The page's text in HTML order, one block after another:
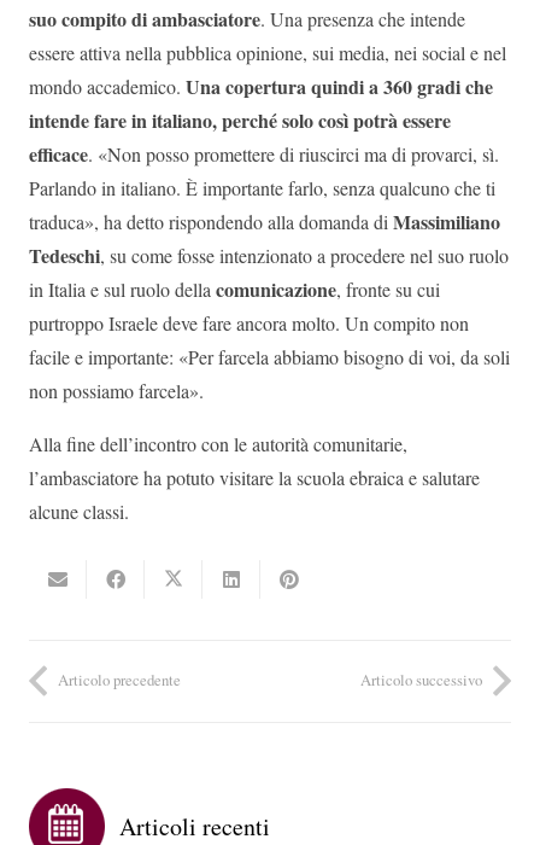
suo compito di ambasciatore. Una presenza che intende
essere attiva nella pubblica opinione, sui media, nei social e nel
mondo accademico. Una copertura quindi a 360 gradi che
intende fare in italiano, perché solo così potrà essere
efficace. «Non posso promettere di riuscirci ma di provarci, sì.
Parlando in italiano. È importante farlo, senza qualcuno che ti
traduca», ha detto rispondendo alla domanda di Massimiliano
Tedeschi, su come fosse intenzionato a procedere nel suo ruolo
in Italia e sul ruolo della comunicazione, fronte su cui
purtroppo Israele deve fare ancora molto. Un compito non
facile e importante: «Per farcela abbiamo bisogno di voi, da soli
non possiamo farcela».
Alla fine dell’incontro con le autorità comunitarie,
l’ambasciatore ha potuto visitare la scuola ebraica e salutare
alcune classi.
Articolo precedente Articolo successivo
Articoli recenti